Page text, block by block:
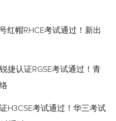
红帽RHCE考试通过！新出
捷认证RGSE考试通过！青
H3CSE考试通过！华三考试